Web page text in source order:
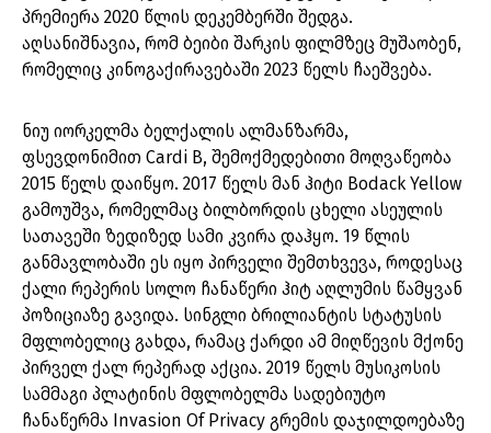
პრემიერა 2020 წლის დეკემბერში შედგა.
აღსანიშნავია, რომ ბეიბი შარკის ფილმზეც მუშაობენ,
რომელიც კინოგაქირავებაში 2023 წელს ჩაეშვება.
ნიუ იორკელმა ბელქალის ალმანზარმა,
ფსევდონიმით Cardi B, შემოქმედებითი მოღვაწეობა
2015 წელს დაიწყო. 2017 წელს მან ჰიტი Bodack Yellow
გამოუშვა, რომელმაც ბილბორდის ცხელი ასეულის
სათავეში ზედიზედ სამი კვირა დაჰყო. 19 წლის
განმავლობაში ეს იყო პირველი შემთხვევა, როდესაც
ქალი რეპერის სოლო ჩანაწერი ჰიტ აღლუმის წამყვან
პოზიციაზე გავიდა. სინგლი ბრილიანტის სტატუსის
მფლობელიც გახდა, რამაც ქარდი ამ მიღწევის მქონე
პირველ ქალ რეპერად აქცია. 2019 წელს მუსიკოსის
სამმაგი პლატინის მფლობელმა სადებიუტო
ჩანაწერმა Invasion Of Privacy გრემის დაჯილდოებაზე